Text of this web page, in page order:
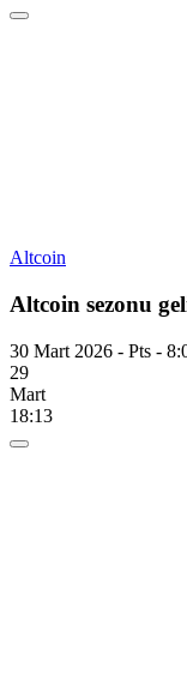
Altcoin
Altcoin sezonu
30 Mart 2026 - Pts -
29
Mart
18:13